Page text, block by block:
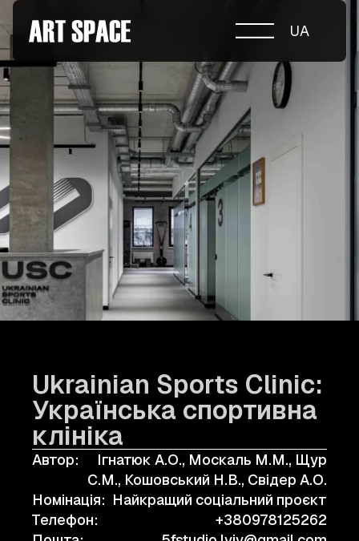
ПРО КОНКУРС
НОМІНАЦІЇ
ПРОЄКТИ 2026
ЖУРІ
ПАРТНЕРИ
НОМІНАНТИ 2025
ПЕРЕМОЖЦІ 2025
КОНТАКТИ
а.harusova@gmail.com
© 2025 Wmaax Studio
UA
Ukrainian Sports Clinic:
Українська спортивна
клініка
Автор:
Ігнатюк А.О., Москаль М.М., Щур
С.М., Кошовський Н.В., Свідер А.О.
Номінація: Найкращий соціальний проєкт
Телефон:
+380978125262